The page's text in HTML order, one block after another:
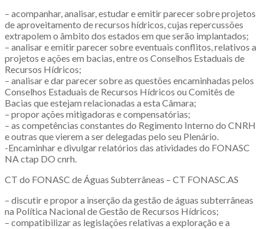
– acompanhar, analisar, estudar e emitir parecer sobre projetos
de aproveitamento de recursos hídricos, cujas repercussões
extrapolem o âmbito dos estados em que serão implantados;
– analisar e emitir parecer sobre eventuais conflitos, relativos a
projetos e ações em bacias, entre os Conselhos Estaduais de
Recursos Hídricos;
– analisar e dar parecer sobre as questões encaminhadas pelos
Conselhos Estaduais de Recursos Hídricos ou Comitês de
Bacias que estejam relacionadas a esta Câmara;
– propor ações mitigadoras e compensatórias;
– as competências constantes do Regimento Interno do CNRH
e outras que vierem a ser delegadas pelo seu Plenário.
-Encaminhar e divulgar relatórios das atividades do FONASC
NA ctap DO cnrh.
CT do FONASC de Águas Subterrâneas – CT FONASC.AS
– discutir e propor a inserção da gestão de águas subterrâneas
na Política Nacional de Gestão de Recursos Hídricos;
– compatibilizar as legislações relativas a exploração e a